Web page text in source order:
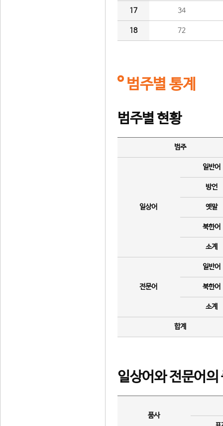
17 34
18 72
범주별 통계
범주별 현황
범주
일상어
일반어
방언
옛말
북한어
소계
전문어
일반어
북한어
소계
합계
일상어와 전문어의
품사